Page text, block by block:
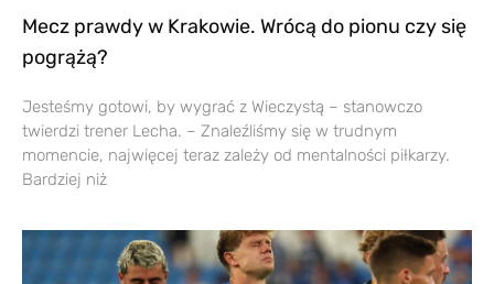
Mecz prawdy w Krakowie. Wrócą do pionu czy się
pogrążą?
Jesteśmy gotowi, by wygrać z Wieczystą – stanowczo
twierdzi trener Lecha. – Znaleźliśmy się w trudnym
momencie, najwięcej teraz zależy od mentalności piłkarzy.
Bardziej niż